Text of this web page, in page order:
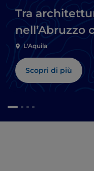
Tra
nell’Abruzzo
L'Aquila
Scopri di più